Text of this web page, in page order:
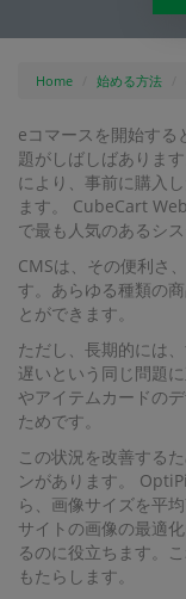
Home 始める方法
eコマースを開始する
題がしばしばありま
により、事前に購入
ます。 CubeCart
で最も人気のあるシス
CMSは、その便利さ
す。あらゆる種類の
とができます。
ただし、長期的には
遅いという同じ問題
やアイテムカードの
ためです。
この状況を改善する
ンがあります。
ら、画像サイズを平
サイトの画像の最適
るのに役立ちます。
もたらします。